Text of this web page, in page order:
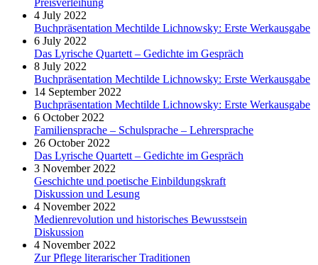
4 July 2022
Buchpräsentation Mechtilde Lichnowsky: Erste Werkausgabe
6 July 2022
Das Lyrische Quartett – Gedichte im Gespräch
8 July 2022
Buchpräsentation Mechtilde Lichnowsky: Erste Werkausgabe
14 September 2022
Buchpräsentation Mechtilde Lichnowsky: Erste Werkausgabe
6 October 2022
Familiensprache – Schulsprache – Lehrersprache
26 October 2022
Das Lyrische Quartett – Gedichte im Gespräch
3 November 2022
Geschichte und poetische Einbildungskraft
Diskussion und Lesung
4 November 2022
Medienrevolution und historisches Bewusstsein
Diskussion
4 November 2022
Zur Pflege literarischer Traditionen